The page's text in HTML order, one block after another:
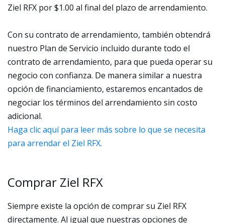
Ziel RFX por $1.00 al final del plazo de arrendamiento.
Con su contrato de arrendamiento, también obtendrá
nuestro Plan de Servicio incluido durante todo el
contrato de arrendamiento, para que pueda operar su
negocio con confianza. De manera similar a nuestra
opción de financiamiento, estaremos encantados de
negociar los términos del arrendamiento sin costo
adicional.
Haga clic aquí para leer más sobre lo que se necesita
para arrendar el Ziel RFX.
Comprar Ziel RFX
Siempre existe la opción de comprar su Ziel RFX
directamente. Al igual que nuestras opciones de